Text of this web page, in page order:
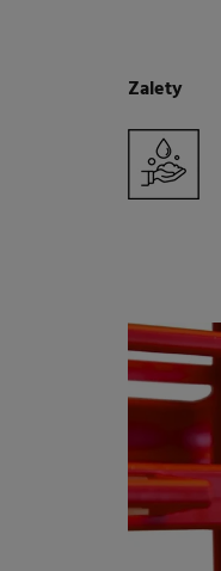
Zalety